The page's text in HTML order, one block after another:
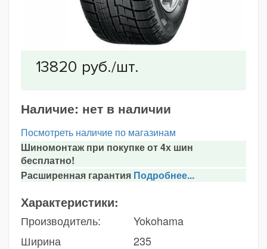
Наличие: нет в наличии
Посмотреть наличие по магазинам
Шиномонтаж при покупке от 4х шин
бесплатно!
Расширенная гарантия Подробнее...
Характеристики:
Производитель:
Yokohama
Ширина
235